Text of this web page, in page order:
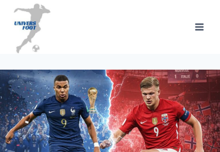
Aller
contenu